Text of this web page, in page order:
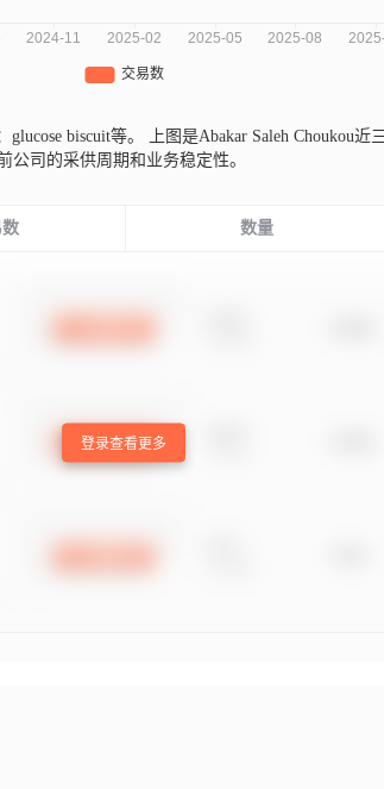
biscuit等。
上图是Abakar Saleh Choukou
司的采供周期和业务稳定性。
数量
登录查看更多